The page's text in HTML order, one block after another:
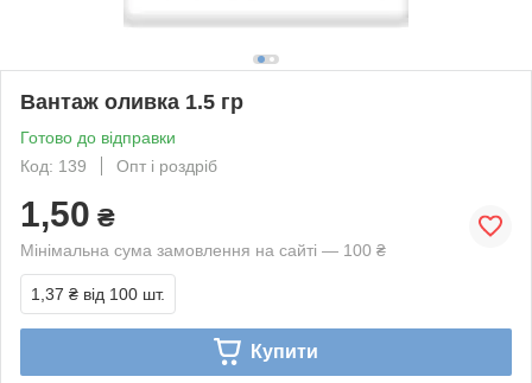
Вантаж оливка 1.5 гр
Готово до відправки
Код: 139
Опт і роздріб
1,50 ₴
Мінімальна сума замовлення на сайті — 100 ₴
1,37 ₴ від 100 шт.
Купити